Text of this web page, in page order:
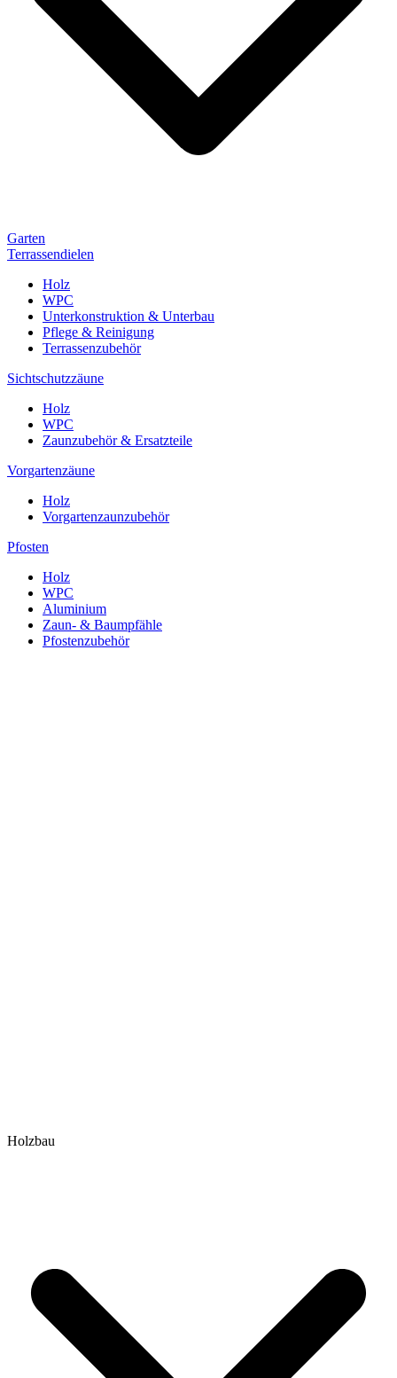
Garten
Terrassendielen
Holz
WPC
Unterkonstruktion & Unterbau
Pflege & Reinigung
Terrassenzubehör
Sichtschutzzäune
Holz
WPC
Zaunzubehör & Ersatzteile
Vorgartenzäune
Holz
Vorgartenzaunzubehör
Pfosten
Holz
WPC
Aluminium
Zaun- & Baumpfähle
Pfostenzubehör
Holzbau